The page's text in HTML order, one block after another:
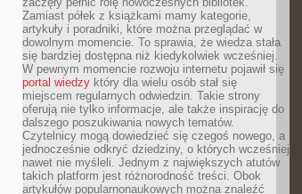
Zamiast półek z książkami mamy kategorie,
artykuły i poradniki, które można przeglądać w
dowolnym momencie. To sprawia, że wiedza stała
się bardziej dostępna niż kiedykolwiek wcześniej.
W pewnym momencie rozwoju internetu pojawił się
portal wiedzy który dla wielu osób stał się
miejscem regularnych odwiedzin. Takie strony
oferują nie tylko informacje, ale także inspirację do
dalszego poszukiwania nowych tematów.
Czytelnicy mogą dowiedzieć się czegoś nowego, a
jednocześnie odkryć dziedziny, o których wcześniej
nawet nie myśleli. Jednym z największych atutów
takich platform jest różnorodność treści. Obok
artykułów popularnonaukowych można znaleźć